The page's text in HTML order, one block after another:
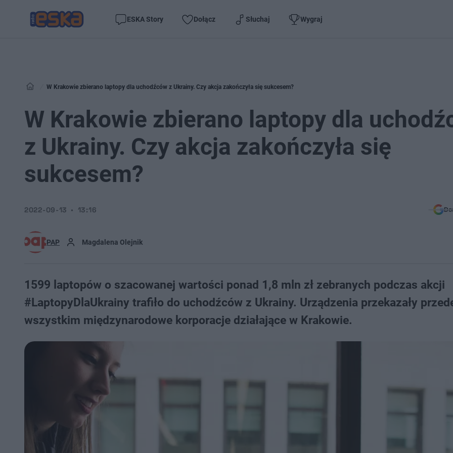
ESKA Story Dołącz Słuchaj Wygraj
W Krakowie zbierano laptopy dla uchodźców z Ukrainy. Czy akcja zakończyła się sukcesem?
W Krakowie zbierano laptopy dla
z Ukrainy. Czy akcja zakończyła się
sukcesem?
PAP Magdalena Olejnik
2022-09-13 13:16
1599 laptopów o szacowanej wartości ponad 1,8 mln zł zebranych podczas akcji
#LaptopyDlaUkrainy trafiło do uchodźców z Ukrainy. Urządzenia przekazały
wszystkim międzynarodowe korporacje działające w Krakowie.